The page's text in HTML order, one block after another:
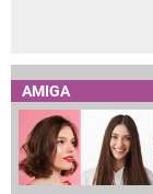
AMIGA